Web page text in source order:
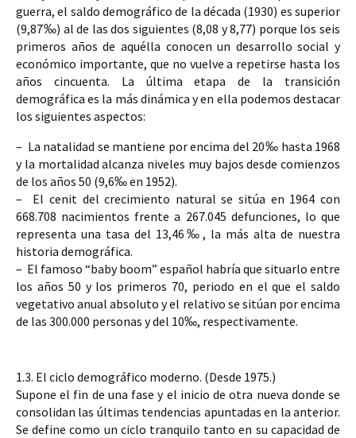
guerra, el saldo demográfico de la década (1930) es superior
(9,87‰) al de las dos siguientes (8,08 y 8,77) porque los seis
primeros años de aquélla conocen un desarrollo social y
económico importante, que no vuelve a repetirse hasta los
años cincuenta. La última etapa de la transición
demográfica es la más dinámica y en ella podemos destacar
los siguientes aspectos:
–  La natalidad se mantiene por encima del 20‰ hasta
y la mortalidad alcanza niveles muy bajos desde comienzos
de los años 50 (9,6‰ en 1952).
–  El cenit del crecimiento natural se sitúa en 1964 con
668.708 nacimientos frente a 267.045 defunciones, lo que
representa una tasa del 13,46‰ , la más alta de nuestra
historia demográfica.
–  El famoso “baby boom” español habría que situarlo entre
los años 50 y los primeros 70, periodo en el que el saldo
vegetativo anual absoluto y el relativo se sitúan por encima
de las 300.000 personas y del 10‰, respectivamente.
1.3. El ciclo demográfico moderno. (Desde 1975.)
consolidan las últimas tendencias apuntadas en la anterior.
Se define como un ciclo tranquilo tanto en su capacidad de